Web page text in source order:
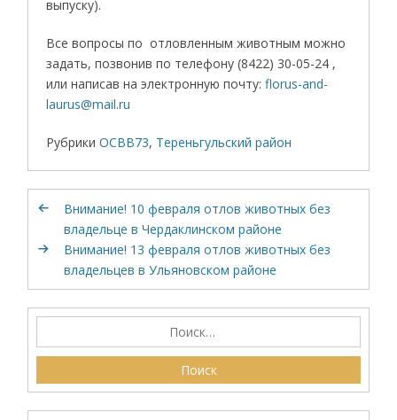
выпуску).
Все вопросы по отловленным животным можно
задать, позвонив по телефону (8422) 30-05-24 ,
или написав на электронную почту:florus-and-
laurus@mail.ru
Рубрики ОСВВ73, Тереньгульский район
Внимание! 10 февраля отлов животных без
владельце в Чердаклинском районе
Внимание! 13 февраля отлов животных без
владельцев в Ульяновском районе